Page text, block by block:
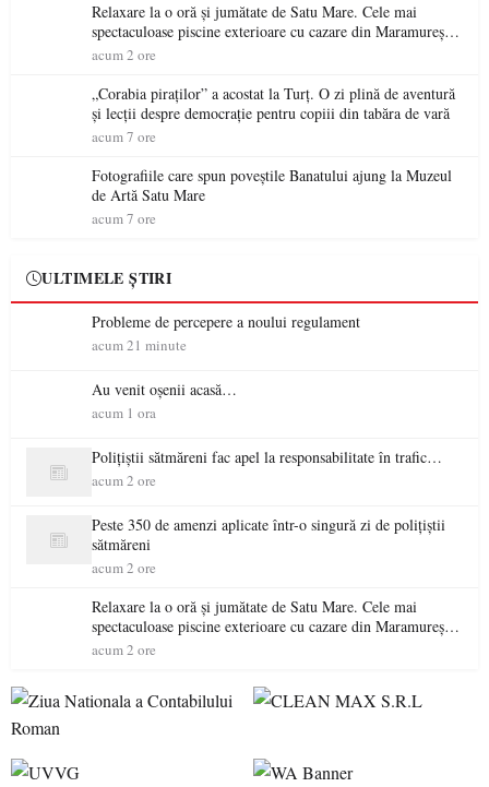
Relaxare la o oră și jumătate de Satu Mare. Cele mai
spectaculoase piscine exterioare cu cazare din Maramureș,
ideale pentru o escapadă de vară
acum 2 ore
„Corabia piraților” a acostat la Turț. O zi plină de aventură
și lecții despre democrație pentru copiii din tabăra de vară
acum 7 ore
Fotografiile care spun poveștile Banatului ajung la Muzeul
de Artă Satu Mare
acum 7 ore
ULTIMELE ȘTIRI
Probleme de percepere a noului regulament
acum 21 minute
Au venit oșenii acasă…
acum 1 ora
Polițiștii sătmăreni fac apel la responsabilitate în trafic…
acum 2 ore
Peste 350 de amenzi aplicate într-o singură zi de polițiștii
sătmăreni
acum 2 ore
Relaxare la o oră și jumătate de Satu Mare. Cele mai
spectaculoase piscine exterioare cu cazare din Maramureș,
ideale pentru o escapadă de vară
acum 2 ore